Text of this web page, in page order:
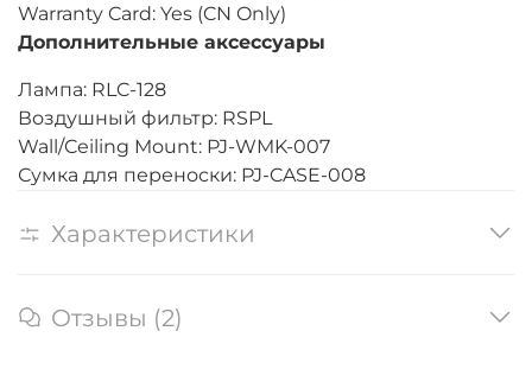
Warranty Card: Yes (CN Only)
Дополнительные аксессуары
Лампа: RLC-128
Воздушный фильтр: RSPL
Wall/Ceiling Mount: PJ-WMK-007
Сумка для переноски: PJ-CASE-008
Характеристики
Отзывы (2)